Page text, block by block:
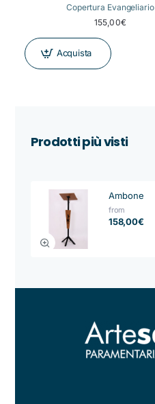
Copertura Evangeliario
155,00€
Acquista
Prodotti più visti
Ambone
from
158,00€